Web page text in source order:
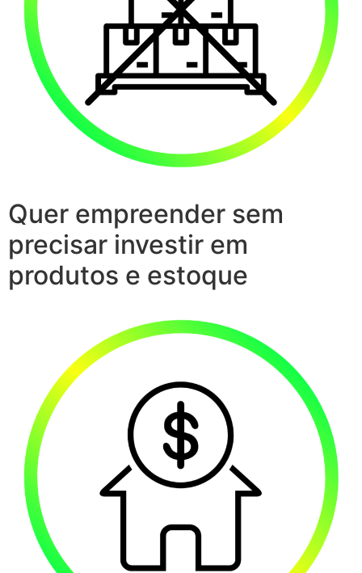
Quer empreender sem
precisar investir em
produtos e estoque